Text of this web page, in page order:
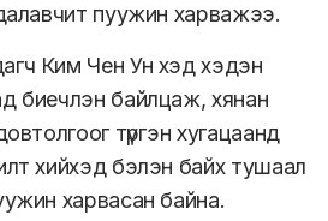
пуужин харважээ.
Ким Чен Ун хэд хэдэн
биечлэн байлцаж, хянан
түргэн хугацаанд
хийхэд бэлэн байх тушаал
харвасан байна.